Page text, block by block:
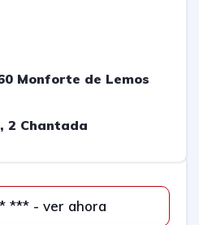
Monforte de Lemos
2 Chantada
346 *** *** - ver ahora